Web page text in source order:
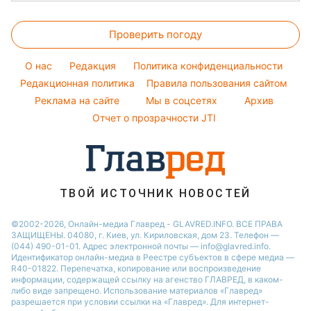
Виталий Козловский
Потап
Модные ошибки
Советы от Андре Тана
Новости Полтавы
Новости Львова
Новости Сум
Новости Днепра
Новости Черкассы
Новости Тернополя
Новости Житомира
Новости Запорожья
Тесты по картинке
Оптические иллюзии
Народные приметы
Все о шоу-бизнесе
Проверить погоду
O нас Редакция
Политика конфиденциальности
Редакционная политика
Правила пользования сайтом
Реклама на сайте
Мы в соцсетях
Архив
Отчет о прозрачности JTI
ТВОЙ ИСТОЧНИК НОВОСТЕЙ
©2002-2026, Онлайн-медиа Главред - GLAVRED.INFO. ВСЕ ПРАВА
ЗАЩИЩЕНЫ. 04080, г. Киев, ул. Кириловская, дом 23. Телефон —
(044) 490-01-01. Адрес электронной почты — info@glavred.info.
Идентификатор онлайн-медиа в Реестре cубъектов в сфере медиа —
R40-01822. Перепечатка, копирование или воспроизведение
информации, содержащей ссылку на агенство ГЛАВРЕД, в каком-
либо виде запрещено. Использование материалов «Главред»
разрешается при условии ссылки на «Главред». Для интернет-